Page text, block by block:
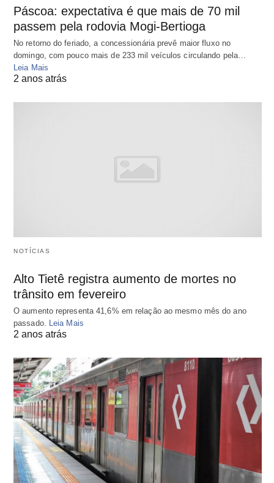
Páscoa: expectativa é que mais de 70 mil
passem pela rodovia Mogi-Bertioga
No retorno do feriado, a concessionária prevê maior fluxo no
domingo, com pouco mais de 233 mil veículos circulando pela…
Leia Mais
2 anos atrás
NOTÍCIAS
Alto Tietê registra aumento de mortes no
trânsito em fevereiro
O aumento representa 41,6% em relação ao mesmo mês do ano
passado.
Leia Mais
2 anos atrás